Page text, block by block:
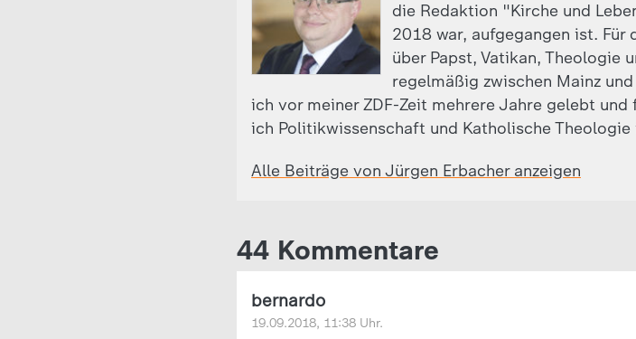
die Redaktion "Kirche und
2018 war, aufgegangen ist.
über Papst, Vatikan, Theologie
regelmäßig zwischen Mainz
ich vor meiner ZDF-Zeit mehrere Jahre gelebt
ich Politikwissenschaft und Katholische Theologie
Alle Beiträge von Jürgen Erbacher anzeigen
44 Kommentare
bernardo
19.09.2018, 11:38 Uhr.